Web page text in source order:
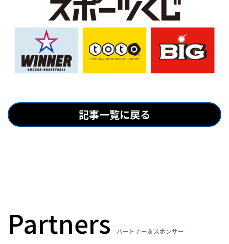
記事一覧に戻る
Partners パートナー＆スポンサー